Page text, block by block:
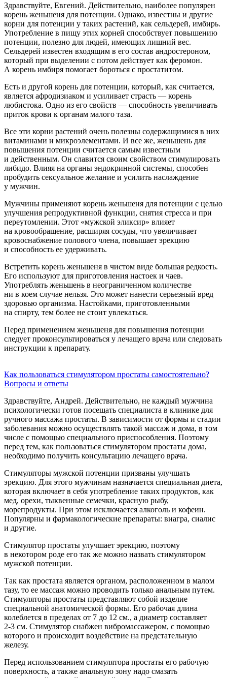
Здравствуйте, Евгений. Действительно, наиболее популярен
корень женьшеня для потенции. Однако, известны и другие
корни для потенции у таких растений, как сельдерей, имбирь.
Употребление в пищу этих корней способствует повышению
потенции, полезно для людей, имеющих лишний вес.
Сельдерей известен входящим в его состав андростероном,
который при выделении с потом действует как феромон.
А корень имбиря помогает бороться с простатитом.
Есть и другой корень для потенции, который, как считается,
является афродизиаком и усиливает страсть — корень
любистока. Одно из его свойств — способность увеличивать
приток крови к органам малого таза.
Все эти корни растений очень полезны содержащимися в них
витаминами и микроэлементами. И все же, женьшень для
повышения потенции считается самым известным
и действенным. Он славится своим свойством стимулировать
либидо. Влияя на органы эндокринной системы, способен
пробудить сексуальное желание и усилить наслаждение
у мужчин.
Мужчины применяют корень женьшеня для потенции с целью
улучшения репродуктивной функции, снятия стресса и при
переутомлении. Этот «мужской эликсир» влияет
на кровообращение, расширяя сосуды, что увеличивает
кровоснабжение полового члена, повышает эрекцию
и способность ее удерживать.
Встретить корень женьшеня в чистом виде большая редкость.
Его используют для приготовления настоек и чаев.
Употреблять женьшень в неограниченном количестве
ни в коем случае нельзя. Это может нанести серьезный вред
здоровью организма. Настойками, приготовленными
на спирту, тем более не стоит увлекаться.
Перед применением женьшеня для повышения потенции
следует проконсультироваться у лечащего врача или следовать
инструкции к препарату.
Как пользоваться стимулятором простаты самостоятельно?
Вопросы и ответы
Здравствуйте, Андрей. Действительно, не каждый мужчина
психологически готов посещать специалиста в клинике для
ручного массажа простаты. В зависимости от формы и стадии
заболевания можно осуществлять такой массаж и дома, в том
числе с помощью специального приспособления. Поэтому
перед тем, как пользоваться стимулятором простаты дома,
необходимо получить консультацию лечащего врача.
Стимуляторы мужской потенции призваны улучшать
эрекцию. Для этого мужчинам назначается специальная диета,
которая включает в себя употребление таких продуктов, как
мед, орехи, тыквенные семечки, красную рыбу,
морепродукты. При этом исключается алкоголь и кофеин.
Популярны и фармакологические препараты: виагра, сиалис
и другие.
Стимулятор простаты улучшает эрекцию, поэтому
в некотором роде его так же можно назвать стимулятором
мужской потенции.
Так как простата является органом, расположенном в малом
тазу, то ее массаж можно проводить только анальным путем.
Стимуляторы простаты представляют собой изделие
специальной анатомической формы. Его рабочая длина
колеблется в пределах от 7 до 12 см., а диаметр составляет
2-3 см. Стимулятор снабжен вибромассажером, с помощью
которого и происходит воздействие на предстательную
железу.
Перед использованием стимулятора простаты его рабочую
поверхность, а также анальную зону надо смазать